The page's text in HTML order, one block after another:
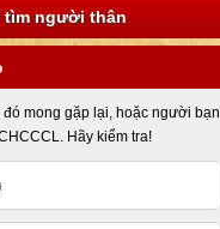
tìm người thân
mong gặp lại, hoặc người bạn
Hãy kiểm tra!